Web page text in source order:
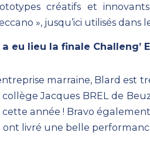
créatifs et
», jusqu’ici utilisés dans
eu lieu la finale Challeng’
marraine, Blard est
collège Jacques BREL de
cette année ! Bravo
ont livré une belle